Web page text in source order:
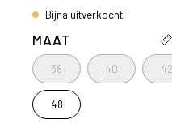
Bijna uitverkocht!
MAAT
38 40 42
48